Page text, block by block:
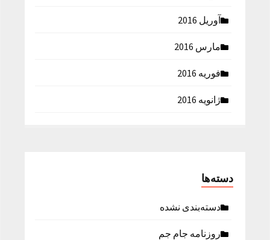
آوریل 2016
مارس 2016
فوریه 2016
ژانویه 2016
دسته‌ها
دسته‌بندی نشده
روزنامه جام جم